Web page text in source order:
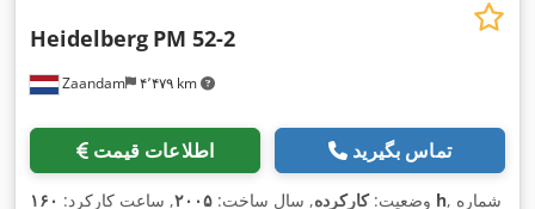
Zaandam ۴٬۴۷۹ km
Heidelberg PM 52-2
اطلاعات قیمت تماس بگیرید
وضعیت:کارکرده, سال ساخت: ۲۰۰۵, ساعت کارکرد: ۱۶۰ h, شماره